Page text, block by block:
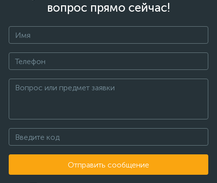
вопрос прямо сейчас!
Отправить сообщение